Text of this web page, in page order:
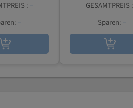
:–
–
GESAMTPREIS :
Sparen:–